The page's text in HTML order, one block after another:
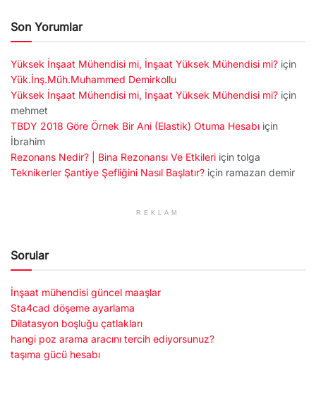
Son Yorumlar
Yüksek İnşaat Mühendisi mi, İnşaat Yüksek Mühendisi mi? için
Yük.İnş.Müh.Muhammed Demirkollu
Yüksek İnşaat Mühendisi mi, İnşaat Yüksek Mühendisi mi? için
mehmet
TBDY 2018 Göre Örnek Bir Ani (Elastik) Otuma Hesabı için
İbrahim
Rezonans Nedir? | Bina Rezonansı Ve Etkileri için tolga
Teknikerler Şantiye Şefliğini Nasıl Başlatır? için ramazan demir
REKLAM
Sorular
İnşaat mühendisi güncel maaşlar
Sta4cad döşeme ayarlama
Dilatasyon boşluğu çatlakları
hangi poz arama aracını tercih ediyorsunuz?
taşıma gücü hesabı